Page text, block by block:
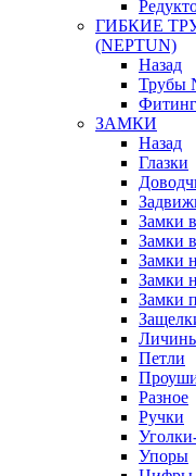
ГИБКИЕ
(NEPTUN)
Назад
Трубы
ЗАМКИ
Назад
Глазки
Замки
Замки
Замки
Замки
Замки
Петли
Разное
Ручки
Упоры